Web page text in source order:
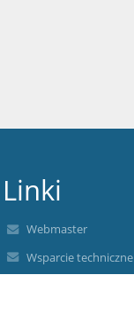
Linki
Webmaster
Wsparcie techniczne